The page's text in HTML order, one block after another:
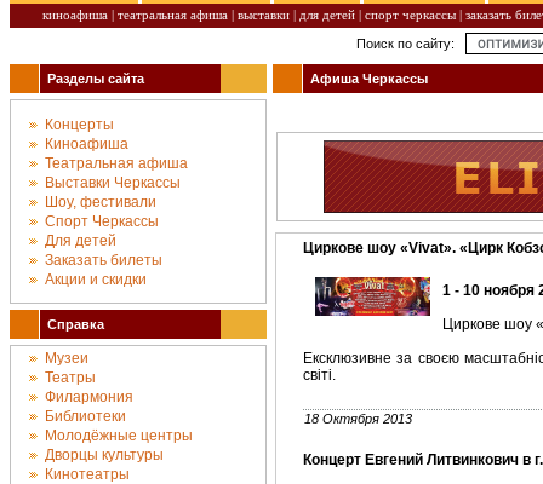
киноафиша | театральная афиша | выставки | для детей | спорт черкассы | заказать
Поиск по сайту:
Разделы сайта
Концерты
Киноафиша
Театральная афиша
Выставки Черкассы
Шоу, фестивали
Спорт Черкассы
Для детей
Заказать билеты
Акции и скидки
Справка
Музеи
Театры
Филармония
Библиотеки
Молодёжные центры
Дворцы культуры
Кинотеатры
Афиша Черкассы
Циркове шоу «Vivat». «Цирк
1 - 10 ноября
Циркове шоу
Ексклюзивне за своєю
світі.
18 Октября 2013
Концерт Евгений Литвинкович в